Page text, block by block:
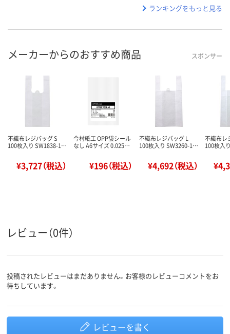
ランキングをもっと見る
メーカーからのおすすめ商品 スポンサー
不織布レジバッグ S
100枚入り SW1838-1…
¥3,727（税込）
今村紙工 OPP袋シール
なし A6サイズ 0.025…
¥196（税込）
不織布レジバッグ L
100枚入り SW3260-1…
¥4,692（税込）
不織布レ
100枚入
レビュー（0件）
投稿されたレビューはまだありません。お客様のレビューコメントをお
待ちしています。
レビューを書く